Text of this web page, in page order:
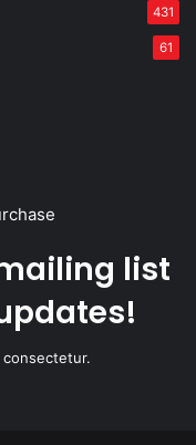
431
61
list